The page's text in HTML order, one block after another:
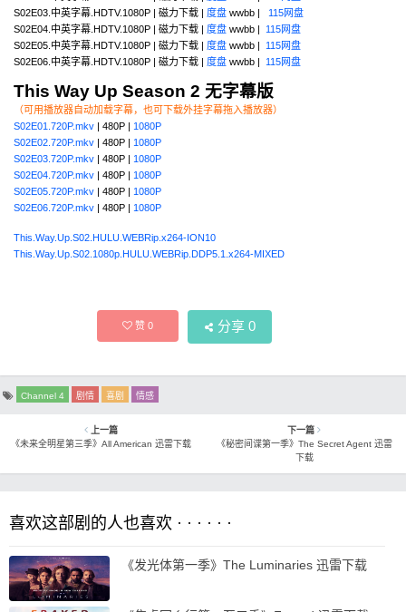
S02E03.中英字幕.HDTV.1080P | 磁力下载 | 度盘 wwbb | 115网盘
S02E04.中英字幕.HDTV.1080P | 磁力下载 | 度盘 wwbb | 115网盘
S02E05.中英字幕.HDTV.1080P | 磁力下载 | 度盘 wwbb | 115网盘
S02E06.中英字幕.HDTV.1080P | 磁力下载 | 度盘 wwbb | 115网盘
This Way Up Season 2 无字幕版
（可用播放器自动加载字幕，也可下载外挂字幕拖入播放器）
S02E01.720P.mkv | 480P | 1080P
S02E02.720P.mkv | 480P | 1080P
S02E03.720P.mkv | 480P | 1080P
S02E04.720P.mkv | 480P | 1080P
S02E05.720P.mkv | 480P | 1080P
S02E06.720P.mkv | 480P | 1080P
This.Way.Up.S02.HULU.WEBRip.x264-ION10
This.Way.Up.S02.1080p.HULU.WEBRip.DDP5.1.x264-MIXED
赞0 分享 0
Channel 4 剧情 喜剧 情感
上一篇
《未来全明星第三季》All American 迅雷下载
下一篇
《秘密间谍第一季》The Secret Agent 迅雷
下载
喜欢这部剧的人也喜欢 · · · · · ·
《发光体第一季》The Luminaries 迅雷下载